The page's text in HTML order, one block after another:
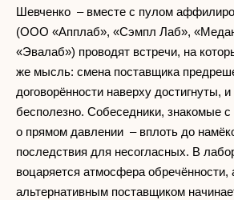
Шевченко – вместе с пулом
(ООО «Апплаб», «Сэмпл Лаб»,
«Эвалаб») проводят встречи, на
же мысль: смена поставщика
договорённости наверху достигнуты,
бесполезно. Собеседники, знакомые с
о прямом давлении – вплоть до
последствия для несогласных. В
воцаряется атмосфера обречённости,
альтернативным поставщиком